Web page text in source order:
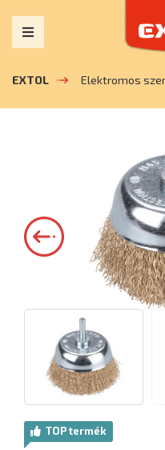
EXTOL Elektromos
TOP termék